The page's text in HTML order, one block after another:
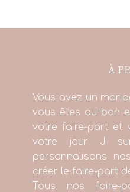
À
Vous avez un
vous êtes au bon
votre faire-part et
votre jour J
personnalisons
créer le faire-part
Tous nos